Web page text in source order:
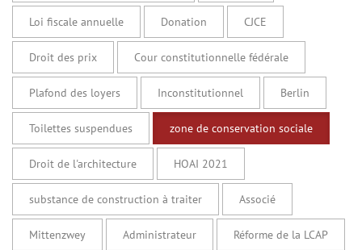
Loi fiscale annuelle Donation CJCE
Droit des prix Cour constitutionnelle fédérale
Plafond des loyers Inconstitutionnel Berlin
Toilettes suspendues zone de conservation sociale
Droit de l'architecture HOAI 2021
substance de construction à traiter Associé
Mittenzwey Administrateur Réforme de la LCAP